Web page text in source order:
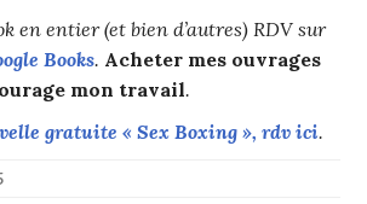
en entier (et bien d’autres) RDV sur
Books. Acheter mes ouvrages
mon travail.
gratuite « Sex Boxing », rdv ici.